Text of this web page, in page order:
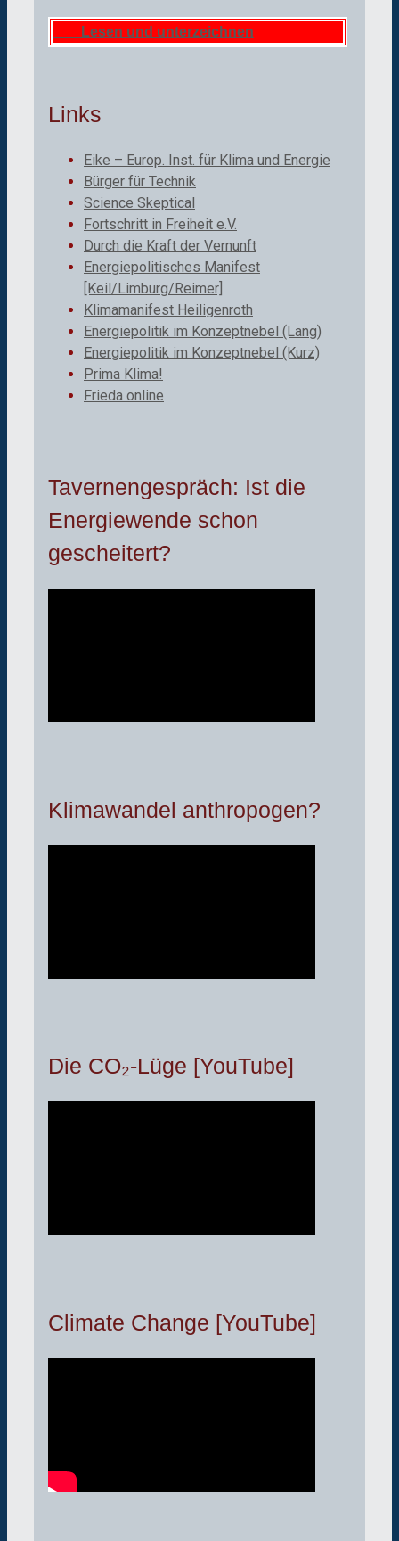
Lesen und unterzeichnen
Links
Eike – Europ. Inst. für Klima und Energie
Bürger für Technik
Science Skeptical
Fortschritt in Freiheit e.V.
Durch die Kraft der Vernunft
Energiepolitisches Manifest
[Keil/Limburg/Reimer]
Klimamanifest Heiligenroth
Energiepolitik im Konzeptnebel (Lang)
Energiepolitik im Konzeptnebel (Kurz)
Prima Klima!
Frieda online
Tavernengespräch: Ist die
Energiewende schon
gescheitert?
Klimawandel anthropogen?
Die CO₂-Lüge [YouTube]
Climate Change [YouTube]